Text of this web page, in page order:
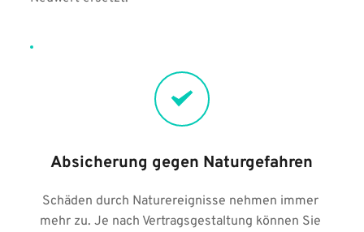
Absicherung gegen Naturgefahren
Schäden durch Naturereignisse nehmen immer
mehr zu. Je nach Vertragsgestaltung können Sie